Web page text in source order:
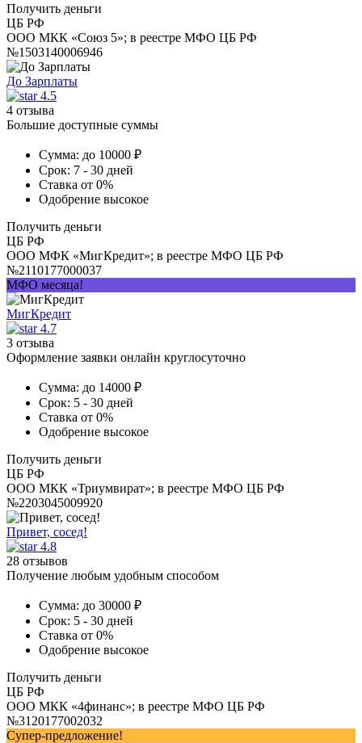
Получить деньги
ЦБ РФ
ООО МКК «Союз 5»; в реестре МФО ЦБ РФ
№1503140006946
До Зарплаты
4.5
4 отзыва
Большие доступные суммы
Сумма: до 10000 ₽
Срок: 7 - 30 дней
Ставка от 0%
Одобрение высокое
Получить деньги
ЦБ РФ
ООО МФК «МигКредит»; в реестре МФО ЦБ РФ
№2110177000037
МФО месяца!
МигКредит
4.7
3 отзыва
Оформление заявки онлайн круглосуточно
Сумма: до 14000 ₽
Срок: 5 - 30 дней
Ставка от 0%
Одобрение высокое
Получить деньги
ЦБ РФ
ООО МКК «Триумвират»; в реестре МФО ЦБ РФ
№2203045009920
Привет, сосед!
4.8
28 отзывов
Получение любым удобным способом
Сумма: до 30000 ₽
Срок: 5 - 30 дней
Ставка от 0%
Одобрение высокое
Получить деньги
ЦБ РФ
ООО МКК «4финанс»; в реестре МФО ЦБ РФ
№3120177002032
Супер-предложение!